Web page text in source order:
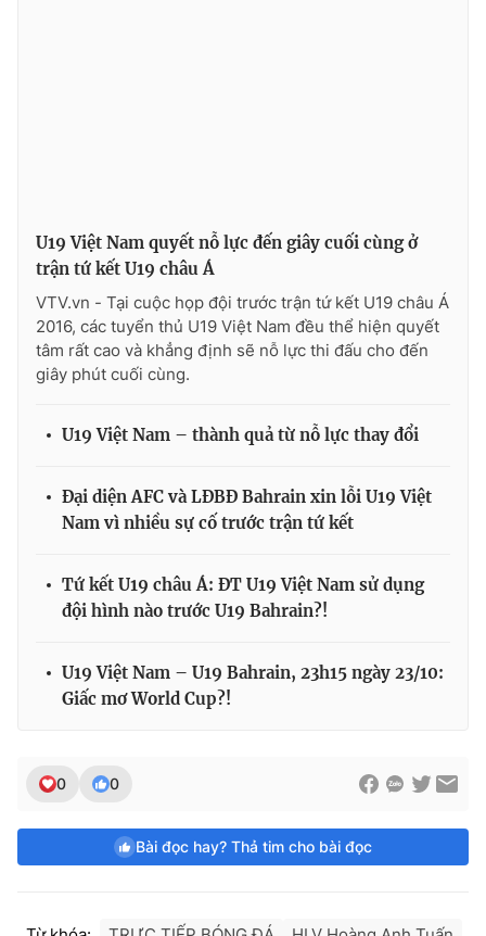
U19 Việt Nam quyết nỗ lực đến giây cuối cùng ở
trận tứ kết U19 châu Á
VTV.vn - Tại cuộc họp đội trước trận tứ kết U19 châu Á
2016, các tuyển thủ U19 Việt Nam đều thể hiện quyết
tâm rất cao và khẳng định sẽ nỗ lực thi đấu cho đến
giây phút cuối cùng.
U19 Việt Nam – thành quả từ nỗ lực thay đổi
Đại diện AFC và LĐBĐ Bahrain xin lỗi U19 Việt
Nam vì nhiều sự cố trước trận tứ kết
Tứ kết U19 châu Á: ĐT U19 Việt Nam sử dụng
đội hình nào trước U19 Bahrain?!
U19 Việt Nam – U19 Bahrain, 23h15 ngày 23/10:
Giấc mơ World Cup?!
0 0
Bài đọc hay? Thả tim cho bài đọc